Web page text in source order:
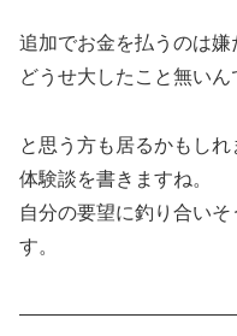
追加でお金を払うのは嫌
どうせ大したこと無いん
と思う方も居るかもしれ
体験談を書きますね。
自分の要望に釣り合い
す。